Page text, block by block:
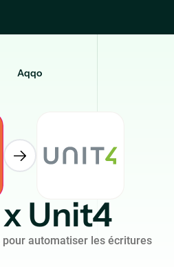
Aqqo
Unit4
pour automatiser les écritures